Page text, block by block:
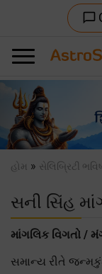
chat_bubble_outline
Previous
હોમ » સેલિબ્રિટી
સની સિંહ
માંગલિક વિગતો /
સમાન્ય રીતે